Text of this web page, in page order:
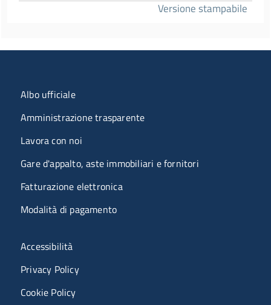
Versione stampabile
Menu organizzazione
Albo ufficiale
Amministrazione trasparente
Lavora con noi
Gare d'appalto, aste immobiliari e fornitori
Fatturazione elettronica
Modalità di pagamento
Menù riferimenti
Accessibilità
Privacy Policy
Cookie Policy